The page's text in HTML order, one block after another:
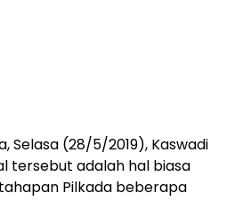
Selasa (28/5/2019), Kaswadi
tersebut adalah hal biasa
Pilkada beberapa